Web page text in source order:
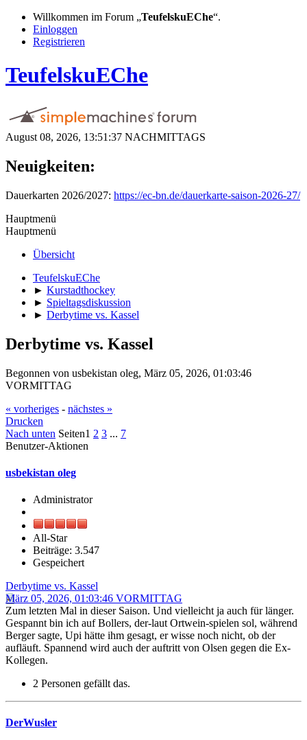
Willkommen im Forum „TeufelskuEChe“.
Einloggen
Registrieren
TeufelskuEChe
August 08, 2026, 13:51:37 NACHMITTAGS
Neuigkeiten:
Dauerkarten 2026/2027: https://ec-bn.de/dauerkarte-saison-2026-27/
Hauptmenü
Hauptmenü
Übersicht
TeufelskuEChe
► Kurstadthockey
► Spieltagsdiskussion
► Derbytime vs. Kassel
Derbytime vs. Kassel
Begonnen von usbekistan oleg, März 05, 2026, 01:03:46
VORMITTAG
« vorheriges - nächstes »
Drucken
Nach unten Seiten1 2 3 ... 7
Benutzer-Aktionen
usbekistan oleg
Administrator
All-Star
Beiträge: 3.547
Gespeichert
Derbytime vs. Kassel
März 05, 2026, 01:03:46 VORMITTAG
Zum letzten Mal in dieser Saison. Und vielleicht ja auch für länger.
Gespannt bin ich auf Bollers, der-laut Ortwein-spielen sol, während
Berger sagte, Upi hätte ihm gesagt, er wisse noch nicht, ob der
aufläuft. Spannend wird auch der auftritt von Olsen gegen die Ex-
Kollegen.
2 Personen gefällt das.
DerWusler